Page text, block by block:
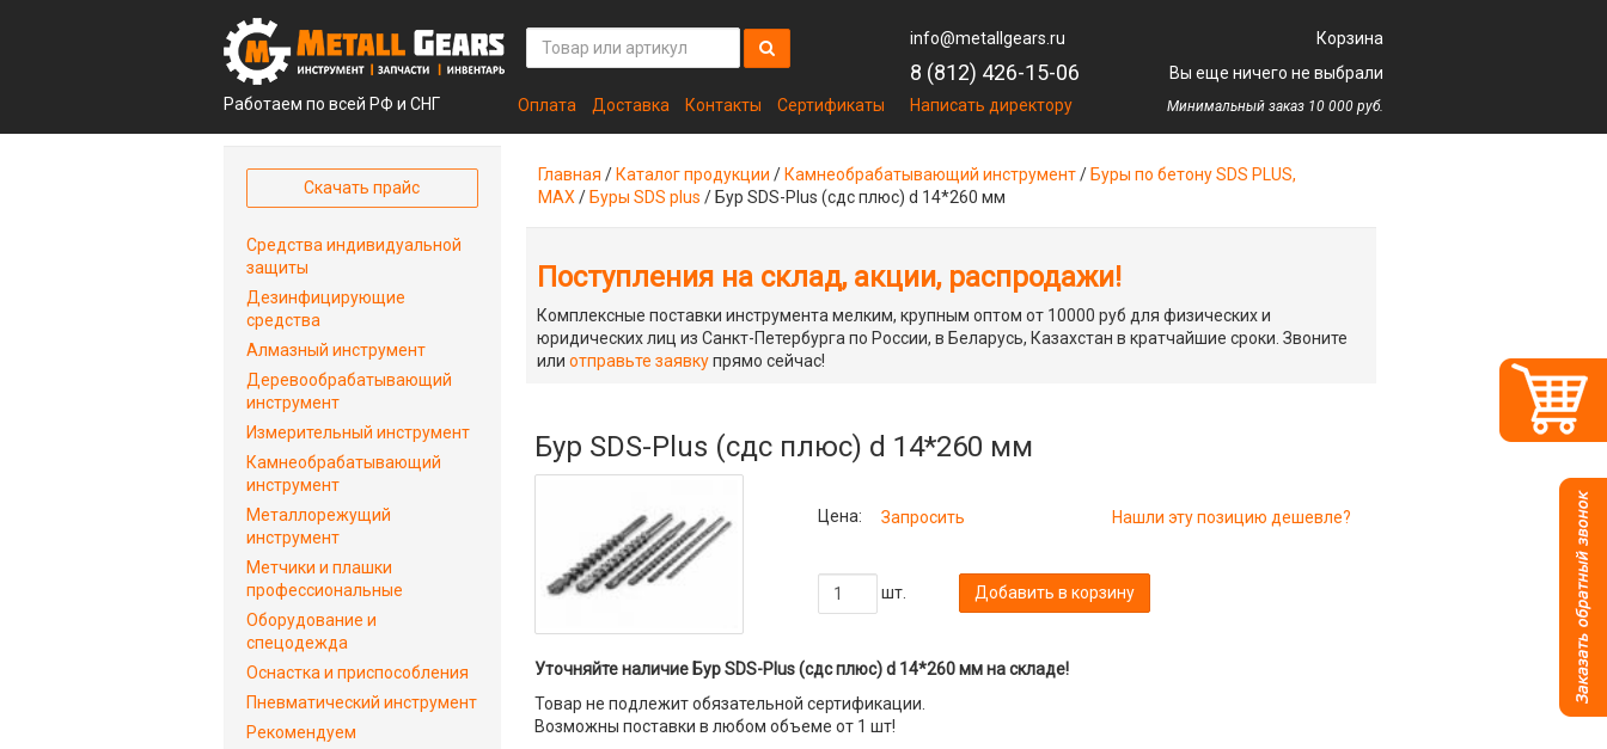
Работаем по всей РФ и СНГ Оплата Доставка Контакты Сертификаты
info@metallgears.ru
8 (812) 426-15-06
Написать директору
Корзина
Вы еще ничего не выбрали
Минимальный заказ 10 000 руб.
Главная / Каталог продукции / Камнеобрабатывающий инструмент/ Буры по бетону SDS PLUS,
MAX / Буры SDS plus / Бур SDS-Plus (сдс плюс) d 14*260 мм
Поступления на склад, акции, распродажи!
Комплексные поставки инструмента мелким, крупным оптом от 10000 руб для физических и
юридических лиц из Санкт-Петербурга по России, в Беларусь, Казахстан в кратчайшие сроки. Звоните
или отправьте заявкупрямо сейчас!
Бур SDS-Plus (сдс плюс) d 14*260 мм
Цена: Запросить Нашли эту позицию дешевле?
шт. Добавить в корзину
Уточняйте наличие Бур SDS-Plus (сдс плюс) d 14*260 мм на складе!
Товар не подлежит обязательной сертификации.
Возможны поставки в любом объеме от 1 шт!
Скачать прайс
Средства индивидуальной
защиты
Дезинфицирующие
средства
Алмазный инструмент
Деревообрабатывающий
инструмент
Измерительный инструмент
Камнеобрабатывающий
инструмент
Металлорежущий
инструмент
Метчики и плашки
профессиональные
Оборудование и
спецодежда
Оснастка и приспособления
Пневматический инструмент
Рекомендуем